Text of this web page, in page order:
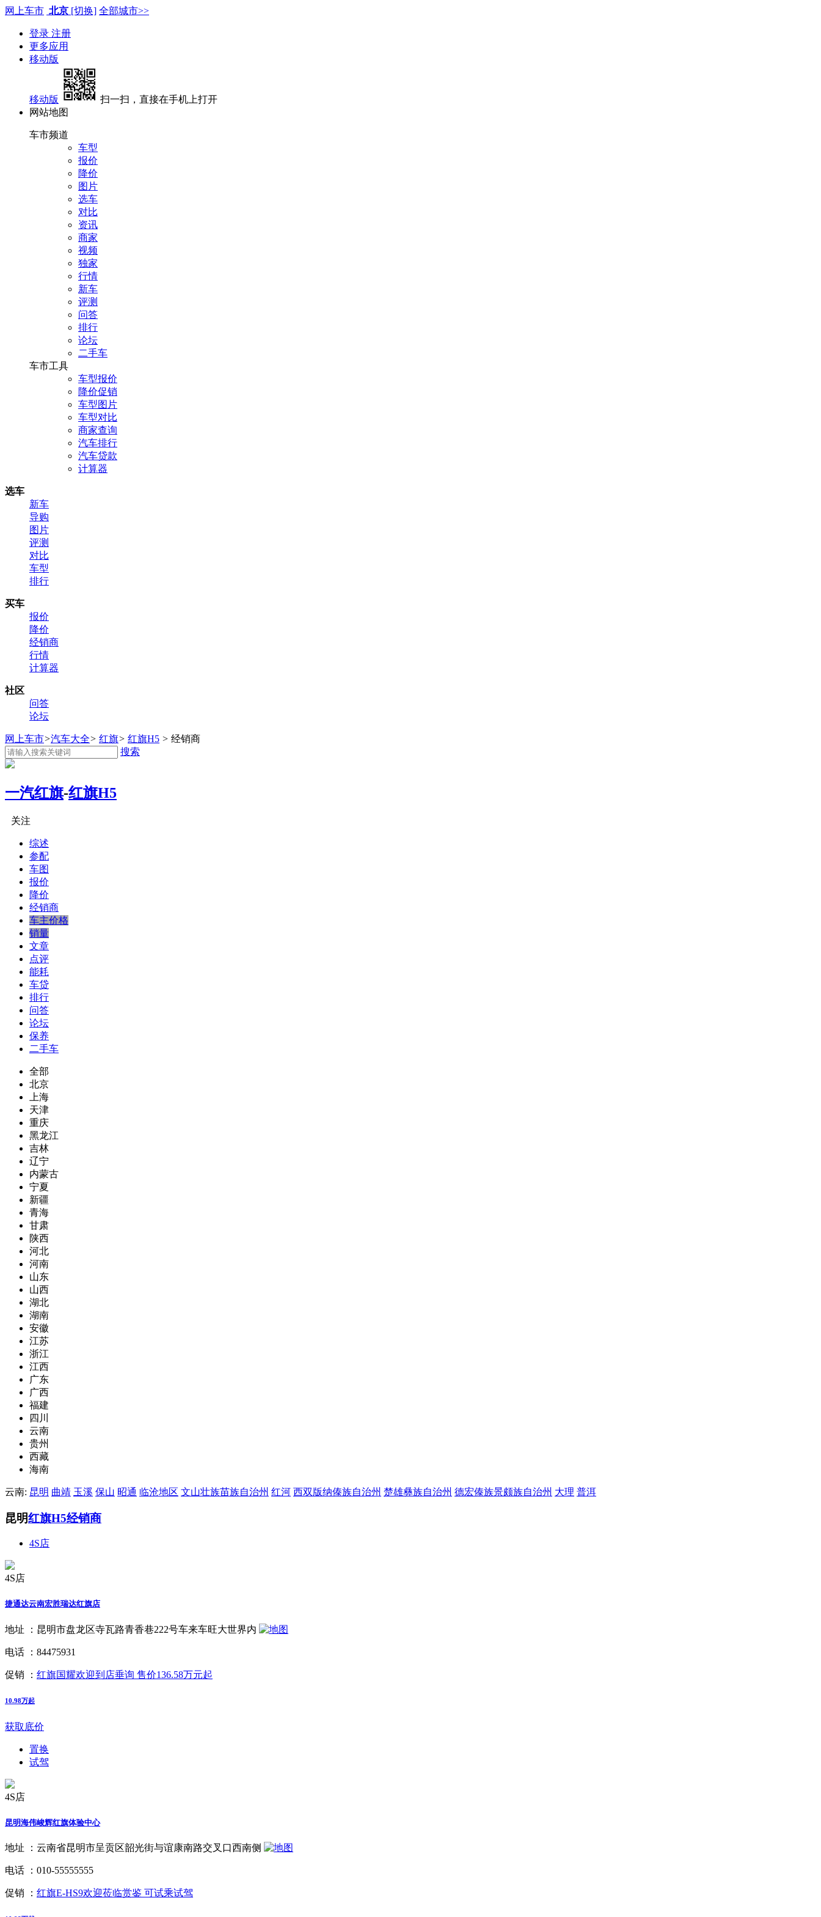
网上车市 北京 [切换] 全部城市>>
登录 注册
更多应用
移动版
移动版
扫一扫，直接在手机上打开
网站地图
车市频道
车型
报价
降价
图片
选车
对比
资讯
商家
视频
独家
行情
新车
评测
问答
排行
论坛
二手车
车市工具
车型报价
降价促销
车型图片
车型对比
商家查询
汽车排行
汽车贷款
计算器
选车
新车
导购
图片
评测
对比
车型
排行
买车
报价
降价
经销商
行情
计算器
社区
问答
论坛
网上车市>汽车大全> 红旗> 红旗H5 > 经销商
搜索
一汽红旗-红旗H5
关注
综述
参配
车图
报价
降价
经销商
车主价格
销量
文章
点评
能耗
车贷
排行
问答
论坛
保养
二手车
全部
北京
上海
天津
重庆
黑龙江
吉林
辽宁
内蒙古
宁夏
新疆
青海
甘肃
陕西
河北
河南
山东
山西
湖北
湖南
安徽
江苏
浙江
江西
广东
广西
福建
四川
云南
贵州
西藏
海南
云南: 昆明 曲靖 玉溪 保山 昭通 临沧地区 文山壮族苗族自治州 红河 西双版纳傣族自治州 楚雄彝族自治州 德宏傣族景颇族自治州 大理 普洱
昆明红旗H5经销商
4S店
4S店
捷通达云南宏胜瑞达红旗店
地址 ： 昆明市盘龙区寺瓦路青香巷222号车来车旺大世界内
电话 ： 84475931
促销 ： 红旗国耀欢迎到店垂询 售价136.58万元起
10.98万起
获取底价
置换
试驾
4S店
昆明海伟峻辉红旗体验中心
地址 ： 云南省昆明市呈贡区韶光街与谊康南路交叉口西南侧
电话 ： 010-55555555
促销 ： 红旗E-HS9欢迎莅临赏鉴 可试乘试驾